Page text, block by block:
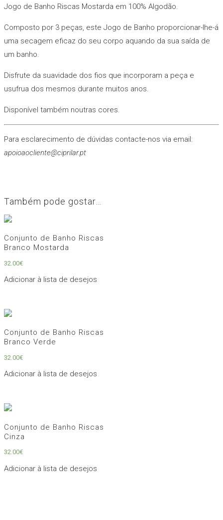
Jogo de Banho Riscas Mostarda em 100% Algodão.
Composto por 3 peças, este Jogo de Banho proporcionar-lhe-á
uma secagem eficaz do seu corpo aquando da sua saída de
um banho.
Disfrute da suavidade dos fios que incorporam a peça e
usufrua dos mesmos durante muitos anos.
Disponível também noutras cores.
Para esclarecimento de dúvidas contacte-nos via email:
apoioaocliente@ciprilar.pt
Também pode gostar…
Conjunto de Banho Riscas
Branco Mostarda
32.00€
Adicionar à lista de desejos
Conjunto de Banho Riscas
Branco Verde
32.00€
Adicionar à lista de desejos
Conjunto de Banho Riscas
Cinza
32.00€
Adicionar à lista de desejos